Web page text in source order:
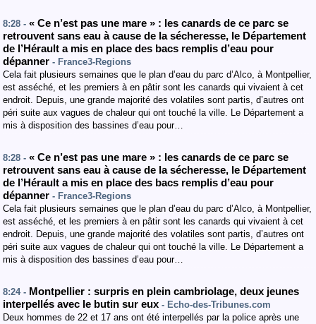
8:28 - « Ce n’est pas une mare » : les canards de ce parc se
retrouvent sans eau à cause de la sécheresse, le Département
de l’Hérault a mis en place des bacs remplis d’eau pour
dépanner - France3-Regions
Cela fait plusieurs semaines que le plan d’eau du parc d’Alco, à Montpellier,
est asséché, et les premiers à en pâtir sont les canards qui vivaient à cet
endroit. Depuis, une grande majorité des volatiles sont partis, d’autres ont
péri suite aux vagues de chaleur qui ont touché la ville. Le Département a
mis à disposition des bassines d’eau pour…
8:28 - « Ce n’est pas une mare » : les canards de ce parc se
retrouvent sans eau à cause de la sécheresse, le Département
de l’Hérault a mis en place des bacs remplis d’eau pour
dépanner - France3-Regions
Cela fait plusieurs semaines que le plan d’eau du parc d’Alco, à Montpellier,
est asséché, et les premiers à en pâtir sont les canards qui vivaient à cet
endroit. Depuis, une grande majorité des volatiles sont partis, d’autres ont
péri suite aux vagues de chaleur qui ont touché la ville. Le Département a
mis à disposition des bassines d’eau pour…
8:24 - Montpellier : surpris en plein cambriolage, deux jeunes
interpellés avec le butin sur eux - Echo-des-Tribunes.com
Deux hommes de 22 et 17 ans ont été interpellés par la police après une